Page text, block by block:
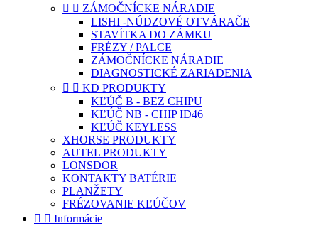
  ZÁMOČNÍCKE NÁRADIE
LISHI -NÚDZOVÉ OTVÁRAČE
STAVÍTKA DO ZÁMKU
FRÉZY / PALCE
ZÁMOČNÍCKE NÁRADIE
DIAGNOSTICKÉ ZARIADENIA
  KD PRODUKTY
KĽÚČ B - BEZ CHIPU
KĽÚČ NB - CHIP ID46
KĽÚČ KEYLESS
XHORSE PRODUKTY
AUTEL PRODUKTY
LONSDOR
KONTAKTY BATÉRIE
PLANŽETY
FRÉZOVANIE KĽÚČOV
  Informácie